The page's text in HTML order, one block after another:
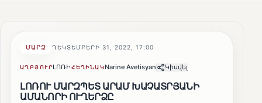
ՄԱՐԶ ԴԵԿՏԵՄԲԵՐԻ 31, 2022, 17:00
ԱՂԲՅՈՒՐԼՈՌԻՀԵՂԻՆԱԿNarine Avetisyan Կիսվել
ԼՈՌՈՒ ՄԱՐԶՊԵՏ ԱՐԱՄ ԽԱՉԱՏՐՅԱՆԻ
ԱՄԱՆՈՐԻ ՈՒՂԵՐՁԸ